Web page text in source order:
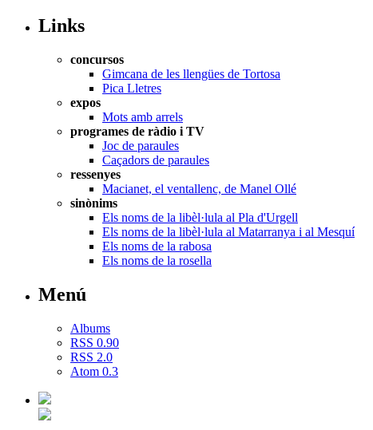
Links
concursos
Gimcana de les llengües de Tortosa
Pica Lletres
expos
Mots amb arrels
programes de ràdio i TV
Joc de paraules
Caçadors de paraules
ressenyes
Macianet, el ventallenc, de Manel Ollé
sinònims
Els noms de la libèl·lula al Pla d'Urgell
Els noms de la libèl·lula al Matarranya i al Mesquí
Els noms de la rabosa
Els noms de la rosella
Menú
Albums
RSS 0.90
RSS 2.0
Atom 0.3